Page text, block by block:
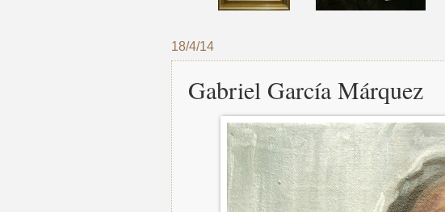
18/4/14
Gabriel García Márquez